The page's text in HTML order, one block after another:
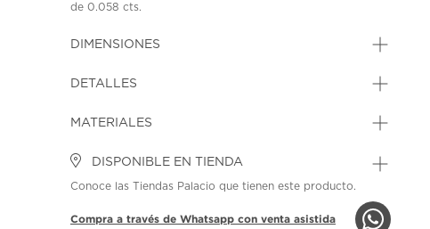
de 0.058 cts.
SKU: 42707067
DIMENSIONES
DETALLES
MATERIALES
DISPONIBLE EN TIENDA
Conoce las Tiendas Palacio que tienen este producto.
Compra a través de Whatsapp con venta asistida